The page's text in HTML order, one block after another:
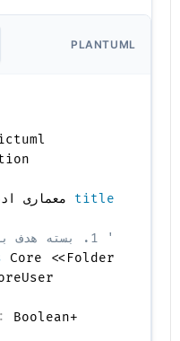
PLANTUML
title معماری ادغام
' 1. بسته هدف بنیادی (بی‌وابسته به زیرساخت)
Core <<Folder>>
) :